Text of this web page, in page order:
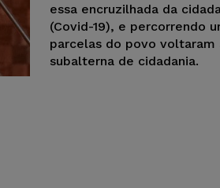
essa encruzilhada da
(Covid-19), e percorrendo
parcelas do povo
subalterna de cidadania.